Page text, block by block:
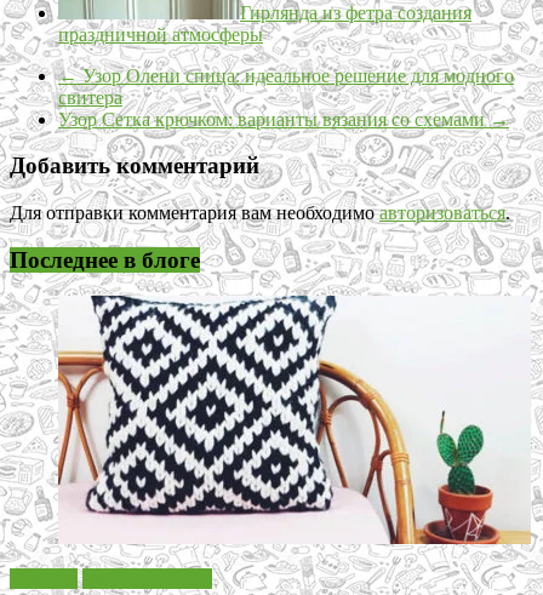
Гирлянда из фетра создания
праздничной атмосферы
←Узор Олени спица: идеальное решение для модного
свитера
Узор Сетка крючком: варианты вязания со схемами→
Добавить комментарий
Для отправки комментария вам необходимоавторизоваться.
Последнее в блоге